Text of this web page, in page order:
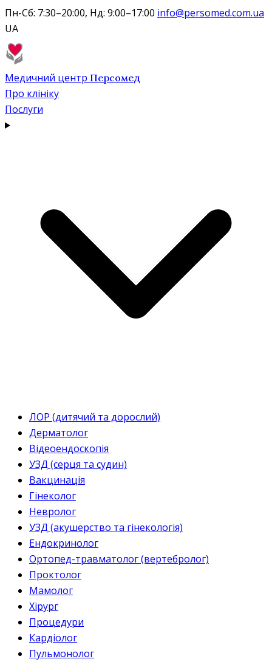
Пн-Сб: 7:30–20:00, Нд: 9:00–17:00 info@persomed.com.ua
UA
Медичний центр Персомед
Про клініку
Послуги
ЛОР (дитячий та дорослий)
Дерматолог
Відеоендоскопія
УЗД (серця та судин)
Вакцинація
Гінеколог
Невролог
УЗД (акушерство та гінекологія)
Ендокринолог
Ортопед-травматолог (вертебролог)
Проктолог
Мамолог
Хірург
Процедури
Кардіолог
Пульмонолог